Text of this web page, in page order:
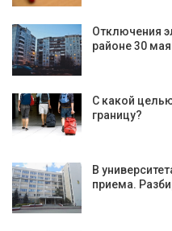
Отключения
районе 30
С какой
границу?
В
приема.